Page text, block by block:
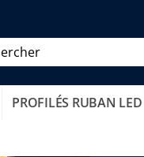
PROFILÉS RUBAN LED